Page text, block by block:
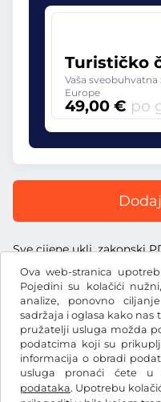
Ova web-stranica
Pojedini su kolačići
analize, ponovno
sadržaja i oglasa kako nas
pružatelji usluga možda
podatcima koji su
informacija o obradi
usluga pronaći ćete u
podataka. Upotrebu
Turističko
Vaša
Europe
49,00 € po
Sve cijene uklj. zakonski
€EUR
Facebook